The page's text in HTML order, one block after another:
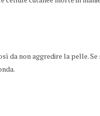
da non aggredire la pelle.